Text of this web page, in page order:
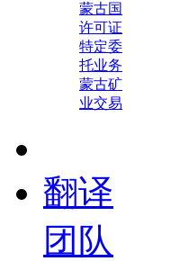
蒙古国
许可证
特定委
托业务
蒙古矿
业交易
翻译
团队